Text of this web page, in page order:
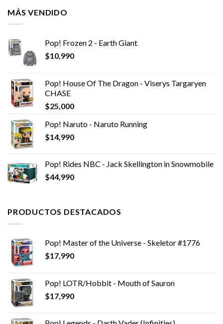
MÁS VENDIDO
Pop! Frozen 2 - Earth Giant
$10,990
Pop! House Of The Dragon - Viserys Targaryen
CHASE
$25,000
Pop! Naruto - Naruto Running
$14,990
Pop! Rides NBC - Jack Skellington in Snowmobile
$44,990
PRODUCTOS DESTACADOS
Pop! Master of the Universe - Skeletor #1776
$17,990
Pop! LOTR/Hobbit - Mouth of Sauron
$17,990